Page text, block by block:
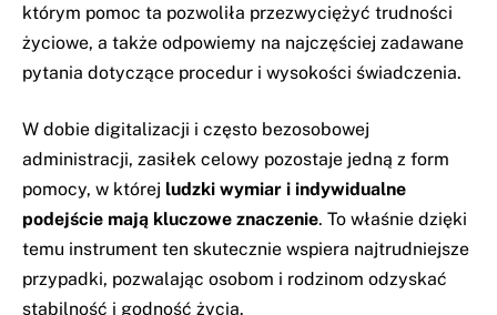
którym pomoc ta pozwoliła przezwyciężyć trudności
życiowe, a także odpowiemy na najczęściej zadawane
pytania dotyczące procedur i wysokości świadczenia.
W dobie digitalizacji i często bezosobowej
administracji, zasiłek celowy pozostaje jedną z form
pomocy, w której ludzki wymiar i indywidualne
podejście mają kluczowe znaczenie. To właśnie dzięki
temu instrument ten skutecznie wspiera najtrudniejsze
przypadki, pozwalając osobom i rodzinom odzyskać
stabilność i godność życia.